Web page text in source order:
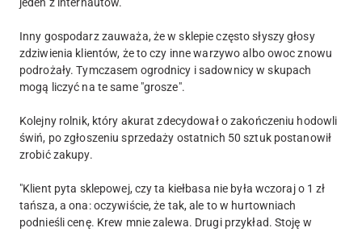
Inny gospodarz zauważa, że w sklepie często słyszy głosy
zdziwienia klientów, że to czy inne warzywo albo owoc znowu
podrożały. Tymczasem ogrodnicy i sadownicy w skupach
mogą liczyć na te same "grosze".
Kolejny rolnik, który akurat zdecydował o zakończeniu hodowli
świń, po zgłoszeniu sprzedaży ostatnich 50 sztuk postanowił
zrobić zakupy.
"Klient pyta sklepowej, czy ta kiełbasa nie była wczoraj o 1 zł
tańsza, a ona: oczywiście, że tak, ale to w hurtowniach
podnieśli cenę. Krew mnie zalewa. Drugi przykład. Stoję w